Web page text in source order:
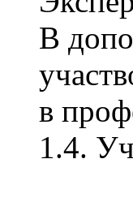
В
в
1.4.